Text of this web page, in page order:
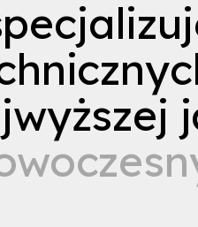
pecjalizuj
hnicznyc
jwyższej j
woczesn